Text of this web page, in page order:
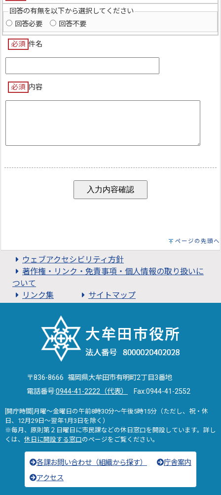
回答の有無を以下から選択してください
回答必要
回答不要
必須 件名
必須 内容
ページの先頭へ
ウェブアクセシビリティ方針
著作権・リンク・免責事項・個人情報の取り扱いに
ついて
リンク集
サイトマップ
〒836-8666 福岡県大牟田市有明町2丁目3番地
電話番号:0944-41-2222（代表） Fax:0944-41-2552
[開庁時間]月曜～金曜日の午前8時30分～午後5時15分（ただし、祝・休
日、12月29日～翌年1月3日を除く）
※毎月、原則第２日曜日に市民課などの休日窓口を開設しています。詳し
くは、 休日に開設する窓口のページをご覧ください。
各課お問い合わせ（組織から探す）
庁舎案内
アクセス